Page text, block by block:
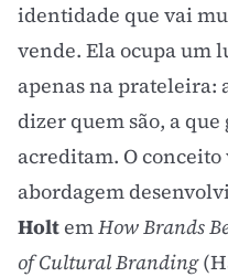
identidade que vai
vende. Ela ocupa um
apenas na prateleira:
dizer quem são, a
acreditam. O conceito
abordagem
HoltemHow Brands
of Cultural Branding